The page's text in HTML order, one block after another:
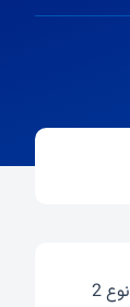
)، یک داروی خوراکی از دسته سولفونیل اوره ها است که در مدیریت قند خون در افراد مبتلا به دیابت نوع 2